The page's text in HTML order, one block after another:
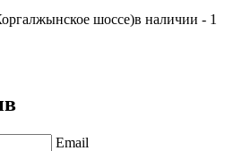
шоссе)в наличии - 1
Email